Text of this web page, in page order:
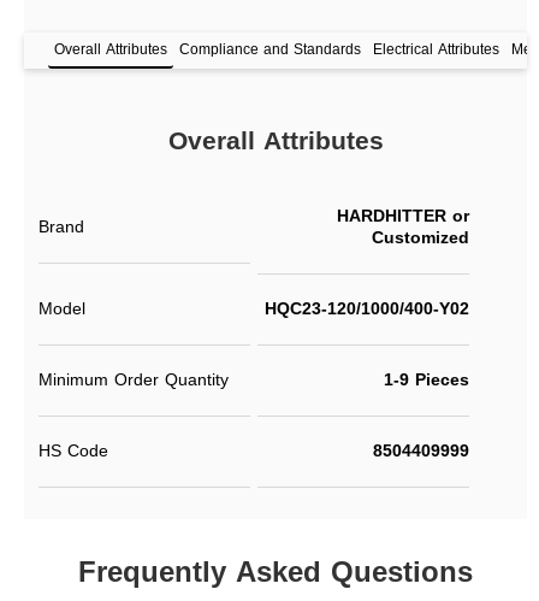
Overall Attributes Compliance and Standards Electrical Attributes
Overall Attributes
Brand HARDHITTER or
Customized
Model HQC23-120/1000/400-Y02
Minimum Order Quantity 1-9 Pieces
HS Code 8504409999
Frequently Asked Questions